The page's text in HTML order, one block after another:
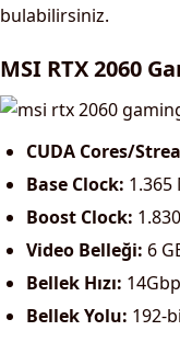
bulabilirsiniz.
MSI RTX 2060
CUDA Cores/
Base Clock: 1.365
Boost Clock:
Video Belleği: 6
Bellek Hızı:
Bellek Yolu: 192-